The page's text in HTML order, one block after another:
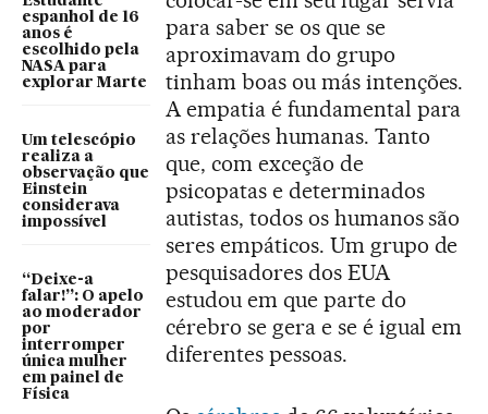
espanhol de 16
anos é
escolhido pela
NASA para
explorar Marte
Um telescópio
realiza a
observação que
Einstein
considerava
impossível
“Deixe-a
falar!”: O apelo
ao moderador
por
interromper
única mulher
em painel de
Física
para saber se os que se
aproximavam do grupo
tinham boas ou más intenções.
A empatia é fundamental para
as relações humanas. Tanto
que, com exceção de
psicopatas e determinados
autistas, todos os humanos são
seres empáticos. Um grupo de
pesquisadores dos EUA
estudou em que parte do
cérebro se gera e se é igual em
diferentes pessoas.